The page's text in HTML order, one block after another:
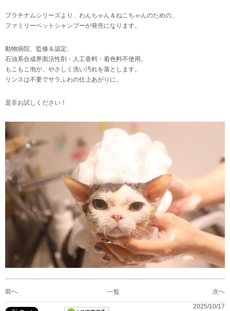
プラチナムシリーズより、わんちゃん＆ねこちゃんのための、
ファミリーペットシャンプーが発売になります。
動物病院、監修＆認定、
石油系合成界面活性剤・人工香料・着色料不使用。
もこもこ泡が、やさしく洗い汚れを落とします。
リンスは不要でサラふわの仕上あがりに。
是非お試しください！
前へ 次へ
一覧
2025/10/17